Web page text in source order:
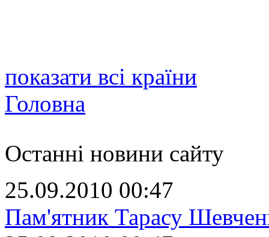
показати всі країни
Головна
Останні новини сайту
25.09.2010 00:47
Пам'ятник Тарасу